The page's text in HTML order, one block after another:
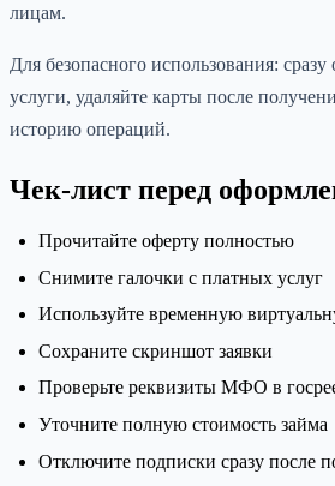
лицам.
Для безопасного использования:
услуги, удаляйте карты после
историю операций.
Чек-лист перед
Прочитайте оферту полностью
Снимите галочки с платных услуг
Используйте временную
Сохраните скриншот заявки
Проверьте реквизиты МФО в
Уточните полную стоимость займа
Отключите подписки сразу после